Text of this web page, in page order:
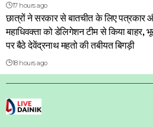
17 hours ago
छात्रों ने सरकार से बातचीत के लिए पत्रकार
महाधिवक्ता को डेलिगेशन टीम से किया बाहर,
पर बैठे देवेंद्रनाथ महतो की तबीयत बिगड़ी
18 hours ago